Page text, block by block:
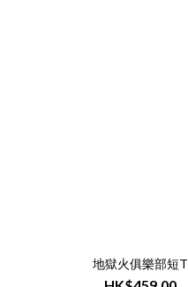
地獄火俱樂部短T